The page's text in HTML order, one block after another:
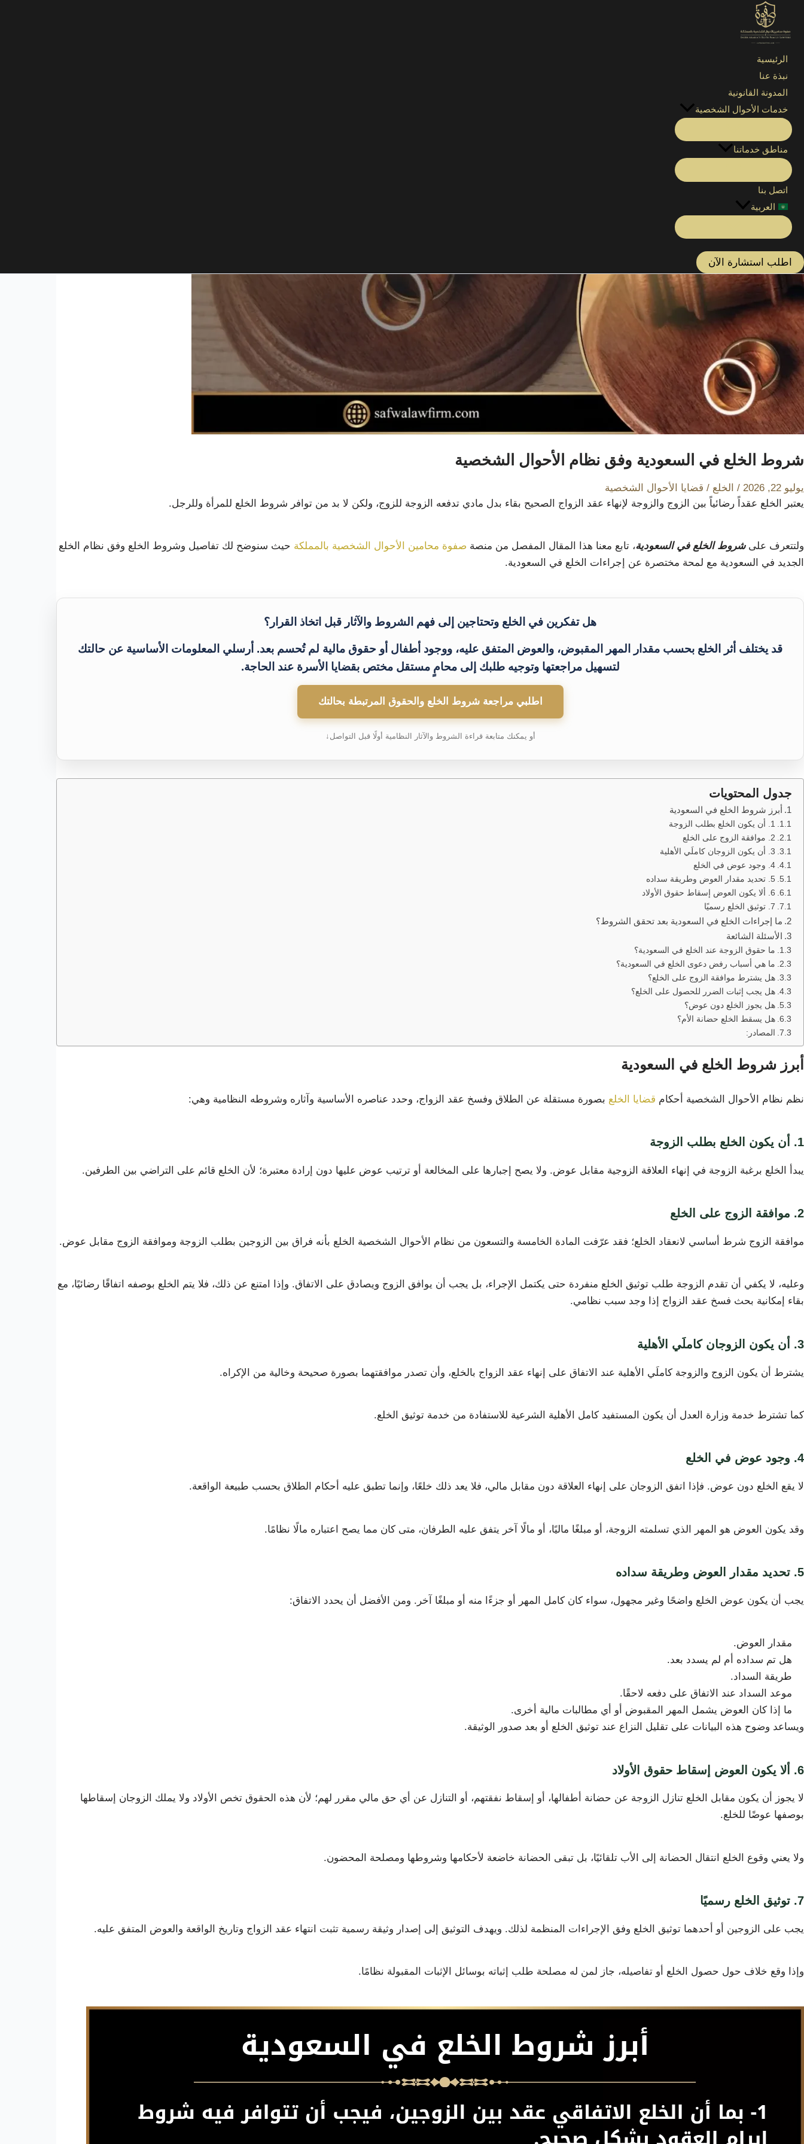
الرئيسية
نبذة عنا
المدونة القانونية
خدمات الأحوال الشخصية
مناطق خدماتنا
اتصل بنا
العربية
اطلب استشارة الآن
الرئيسية»التصنيفات
شروط الخلع في السعودية وفق نظام الأحوال الشخصية
يوليو 22, 2026 / الخلع / قضايا الأحوال الشخصية
يعتبر الخلع عقداً رضائياً بين الزوج والزوجة لإنهاء عقد الزواج الصحيح بقاء بدل مادي تدفعه الزوجة للزوج، ولكن لا بد من توافر شروط الخلع للمرأة وللرجل.
ولتتعرف علىشروط الخلع في السعودية، تابع معنا هذا المقال المفصل من منصة صفوة محامين الأحوال الشخصية بالمملكة حيث سنوضح لك تفاصيل وشروط الخلع وفق نظام الخلع
الجديد في السعودية مع لمحة مختصرة عن إجراءات الخلع في السعودية.
هل تفكرين في الخلع وتحتاجين إلى فهم الشروط والآثار قبل اتخاذ القرار؟
قد يختلف أثر الخلع بحسب مقدار المهر المقبوض، والعوض المتفق عليه، ووجود أطفال أو حقوق مالية لم تُحسم بعد. أرسلي المعلومات الأساسية عن حالتك
لتسهيل مراجعتها وتوجيه طلبك إلى محامٍ مستقل مختص بقضايا الأسرة عند الحاجة.
اطلبي مراجعة شروط الخلع والحقوق المرتبطة بحالتك
أو يمكنك متابعة قراءة الشروط والآثار النظامية أولًا قبل التواصل↓
جدول المحتويات
أبرز شروط الخلع في السعودية
1. أن يكون الخلع بطلب الزوجة
2. موافقة الزوج على الخلع
3. أن يكون الزوجان كاملَي الأهلية
4. وجود عوض في الخلع
5. تحديد مقدار العوض وطريقة سداده
6. ألا يكون العوض إسقاط حقوق الأولاد
7. توثيق الخلع رسميًا
ما إجراءات الخلع في السعودية بعد تحقق الشروط؟
الأسئلة الشائعة
ما حقوق الزوجة عند الخلع في السعودية؟
ما هي أسباب رفض دعوى الخلع في السعودية؟
هل يشترط موافقة الزوج على الخلع؟
هل يجب إثبات الضرر للحصول على الخلع؟
هل يجوز الخلع دون عوض؟
هل يسقط الخلع حضانة الأم؟
المصادر:
أبرز شروط الخلع في السعودية
نظم نظام الأحوال الشخصية أحكام قضايا الخلع بصورة مستقلة عن الطلاق وفسخ عقد الزواج، وحدد عناصره الأساسية وآثاره وشروطه النظامية وهي:
1. أن يكون الخلع بطلب الزوجة
يبدأ الخلع برغبة الزوجة في إنهاء العلاقة الزوجية مقابل عوض. ولا يصح إجبارها على المخالعة أو ترتيب عوض عليها دون إرادة معتبرة؛ لأن الخلع قائم على التراضي بين الطرفين.
2. موافقة الزوج على الخلع
موافقة الزوج شرط أساسي لانعقاد الخلع؛ فقد عرّفت المادة الخامسة والتسعون من نظام الأحوال الشخصية الخلع بأنه فراق بين الزوجين بطلب الزوجة وموافقة الزوج مقابل عوض.
وعليه، لا يكفي أن تقدم الزوجة طلب توثيق الخلع منفردة حتى يكتمل الإجراء، بل يجب أن يوافق الزوج ويصادق على الاتفاق. وإذا امتنع عن ذلك، فلا يتم الخلع بوصفه اتفاقًا رضائيًا، مع
بقاء إمكانية بحث فسخ عقد الزواج إذا وجد سبب نظامي.
3. أن يكون الزوجان كاملَي الأهلية
يشترط أن يكون الزوج والزوجة كاملَي الأهلية عند الاتفاق على إنهاء عقد الزواج بالخلع، وأن تصدر موافقتهما بصورة صحيحة وخالية من الإكراه.
كما تشترط خدمة وزارة العدل أن يكون المستفيد كامل الأهلية الشرعية للاستفادة من خدمة توثيق الخلع.
4. وجود عوض في الخلع
لا يقع الخلع دون عوض. فإذا اتفق الزوجان على إنهاء العلاقة دون مقابل مالي، فلا يعد ذلك خلعًا، وإنما تطبق عليه أحكام الطلاق بحسب طبيعة الواقعة.
وقد يكون العوض هو المهر الذي تسلمته الزوجة، أو مبلغًا ماليًا، أو مالًا آخر يتفق عليه الطرفان، متى كان مما يصح اعتباره مالًا نظامًا.
5. تحديد مقدار العوض وطريقة سداده
يجب أن يكون عوض الخلع واضحًا وغير مجهول، سواء كان كامل المهر أو جزءًا منه أو مبلغًا آخر. ومن الأفضل أن يحدد الاتفاق:
مقدار العوض.
هل تم سداده أم لم يسدد بعد.
طريقة السداد.
موعد السداد عند الاتفاق على دفعه لاحقًا.
ما إذا كان العوض يشمل المهر المقبوض أو أي مطالبات مالية أخرى.
ويساعد وضوح هذه البيانات على تقليل النزاع عند توثيق الخلع أو بعد صدور الوثيقة.
6. ألا يكون العوض إسقاط حقوق الأولاد
لا يجوز أن يكون مقابل الخلع تنازل الزوجة عن حضانة أطفالها، أو إسقاط نفقتهم، أو التنازل عن أي حق مالي مقرر لهم؛ لأن هذه الحقوق تخص الأولاد ولا يملك الزوجان إسقاطها
بوصفها عوضًا للخلع.
ولا يعني وقوع الخلع انتقال الحضانة إلى الأب تلقائيًا، بل تبقى الحضانة خاضعة لأحكامها وشروطها ومصلحة المحضون.
7. توثيق الخلع رسميًا
يجب على الزوجين أو أحدهما توثيق الخلع وفق الإجراءات المنظمة لذلك. ويهدف التوثيق إلى إصدار وثيقة رسمية تثبت انتهاء عقد الزواج وتاريخ الواقعة والعوض المتفق عليه.
وإذا وقع خلاف حول حصول الخلع أو تفاصيله، جاز لمن له مصلحة طلب إثباته بوسائل الإثبات المقبولة نظامًا.